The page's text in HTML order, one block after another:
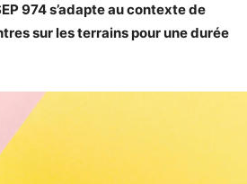
974 s’adapte au contexte de
sur les terrains pour une durée